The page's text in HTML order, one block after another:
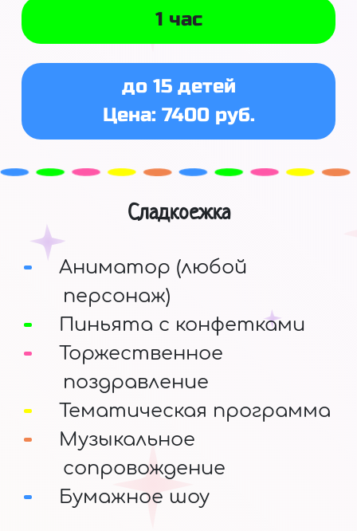
1 час
до 15 детей
Цена: 7400 руб.
Сладкоежка
Аниматор (любой
персонаж)
Пиньята с конфетками
Торжественное
поздравление
Тематическая программа
Музыкальное
сопровождение
Бумажное шоу